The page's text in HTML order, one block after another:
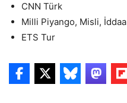
CNN Türk
Milli Piyango, Misli, İddaa
ETS Tur